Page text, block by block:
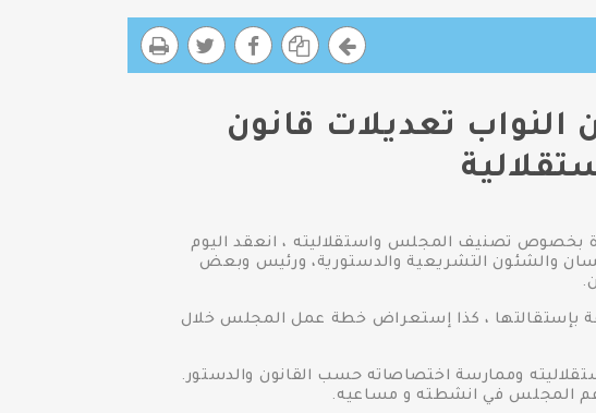
تعديلات قانون
بخصوص تصنيف المجلس واستقلاليته ، انعقد اليوم
حقوق الإنسان والشئون التشريعية والدستورية، ورئيس وبعض
بإستقالتها ، كذا إستعراض خطة عمل المجلس خلال
وممارسة اختصاصاته حسب القانون والدستور.
دعم المجلس في انشطته و مساعيه.